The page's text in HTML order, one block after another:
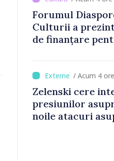
Forumul
Culturii a
de finanțare
/ Acum 4 ore
Zelenski cere
presiunilor
noile atacuri